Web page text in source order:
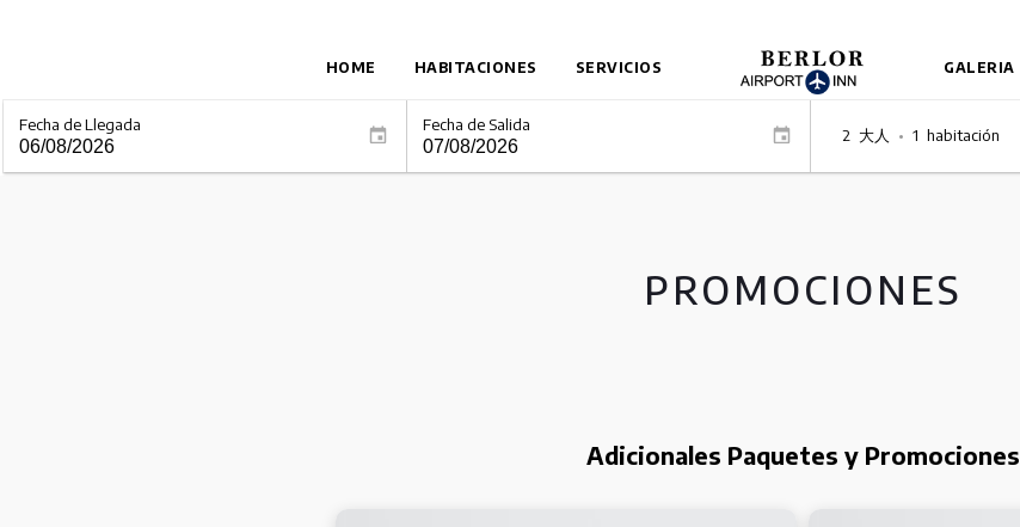
HOME HABITACIONES SERVICIOS GALERIA
Fecha de Llegada Fecha de Salida
2 大人 • 1 habitación
PROMOCIONES
Adicionales Paquetes y Promociones